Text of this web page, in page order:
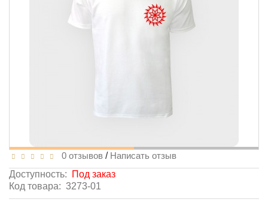
0 отзывов / Написать отзыв
Доступность:
Под заказ
Код товара: 3273-01